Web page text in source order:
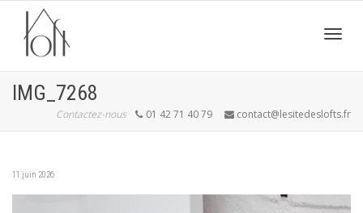
IMG_7268
Contactez-nous 01 42 71 40 79 contact@lesitedeslofts.fr
11 juin 2026